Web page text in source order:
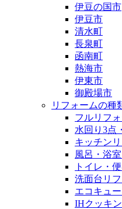
伊豆の国市
伊豆市
清水町
長泉町
函南町
熱海市
伊東市
御殿場市
リフォームの種
フルリフ
水回り3点
キッチン
風呂・浴
トイレ・
洗面台リ
エコキュ
IHクッキ